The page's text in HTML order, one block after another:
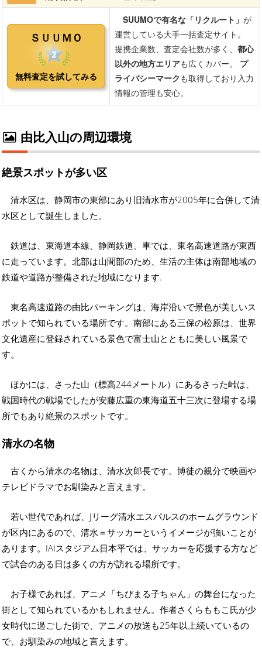
由比入山の周辺環境
絶景スポットが多い区
清水区は、静岡市の東部にあり旧清水市が2005年に合併して清
水区として誕生しました。
鉄道は、東海道本線、静岡鉄道、車では、東名高速道路が東西
に走っています。北部は山間部のため、生活の主体は南部地域の
鉄道や道路が整備された地域になります.
東名高速道路の由比パーキングは、海岸沿いで景色が美しいス
ポットで知られている場所です。南部にある三保の松原は、世界
文化遺産に登録されている景色で富士山とともに美しい風景で
す。
ほかには、さった山（標高244メートル）にあるさった峠は、
戦国時代の戦場でしたが安藤広重の東海道五十三次に登場する場
所でもあり絶景のスポットです。
清水の名物
古くから清水の名物は、清水次郎長です。博徒の親分で映画や
テレビドラマでお馴染みと言えます。
若い世代であれば、Jリーグ清水エスパルスのホームグラウンド
が区内にあるので、清水＝サッカーというイメージが強いことが
あります。IAIスタジアム日本平では、サッカーを応援する方など
で試合のある日は多くの方が訪れる場所です。
お子様であれば、アニメ「ちびまる子ちゃん」の舞台になった
街として知られているかもしれません。作者さくらももこ氏が少
女時代に過ごした街で、アニメの放送も25年以上続いているの
で、お馴染みの地域と言えます。